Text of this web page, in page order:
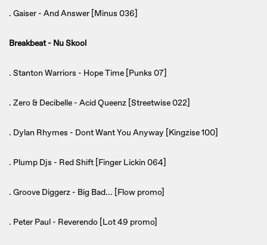
. Gaiser - And Answer [Minus 036]
Breakbeat - Nu Skool
. Stanton Warriors - Hope Time [Punks 07]
. Zero & Decibelle - Acid Queenz [Streetwise 022]
. Dylan Rhymes - Dont Want You Anyway [Kingzise 100]
. Plump Djs - Red Shift [Finger Lickin 064]
. Groove Diggerz - Big Bad... [Flow promo]
. Peter Paul - Reverendo [Lot 49 promo]